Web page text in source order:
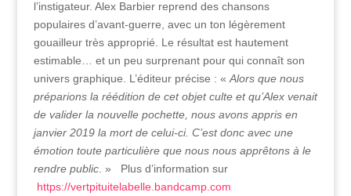
l’instigateur. Alex Barbier reprend des chansons
populaires d’avant-guerre, avec un ton légèrement
gouailleur très approprié. Le résultat est hautement
estimable… et un peu surprenant pour qui connaît son
univers graphique. L’éditeur précise : « Alors que nous
préparions la réédition de cet objet culte et qu’Alex venait
de valider la nouvelle pochette, nous avons appris en
janvier 2019 la mort de celui-ci. C’est donc avec une
émotion toute particulière que nous nous apprêtons à le
rendre public. » Plus d’information sur
https://vertpituitelabelle.bandcamp.com